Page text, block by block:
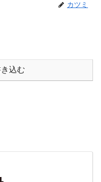
カツミ
込む